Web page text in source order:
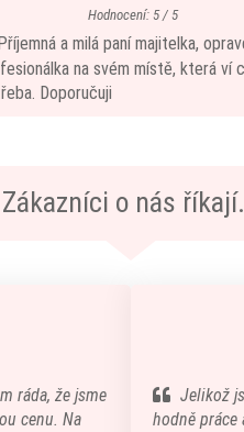
Hodnocení: 5 / 5
a milá paní majitelka,
na svém místě, která ví
Doporučuji
Zákazníci o nás
ráda, že jsme
cenu. Na
Jelikož
hodně práce